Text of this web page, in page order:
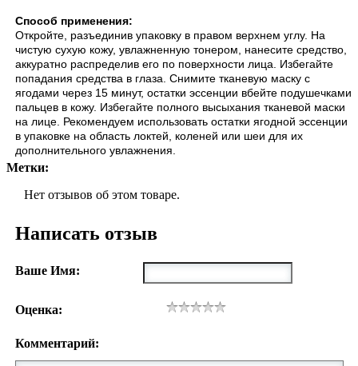
Способ применения:
Откройте, разъединив упаковку в правом верхнем углу. На
чистую сухую кожу, увлажненную тонером, нанесите средство,
аккуратно распределив его по поверхности лица. Избегайте
попадания средства в глаза. Снимите тканевую маску с
ягодами через 15 минут, остатки эссенции вбейте подушечками
пальцев в кожу. Избегайте полного высыхания тканевой маски
на лице. Рекомендуем использовать остатки ягодной эссенции
в упаковке на область локтей, коленей или шеи для их
дополнительного увлажнения.
Метки:
Нет отзывов об этом товаре.
Написать отзыв
Ваше Имя:
Оценка:
Комментарий: